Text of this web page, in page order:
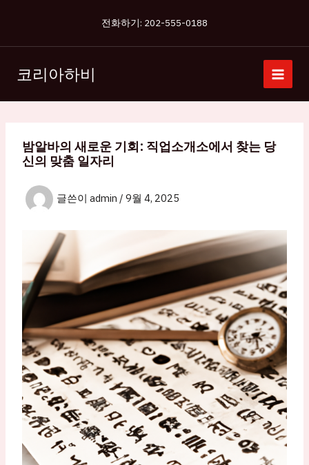
츠
너
전화하기: 202-555-0188
코리아하비
밤알바의 새로운 기회: 직업소개소에서 찾는 당
신의 맞춤 일자리
글쓴이 admin / 9월 4, 2025